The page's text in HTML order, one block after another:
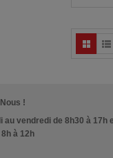
!
au vendredi de 8h30 à 17h
à 12h